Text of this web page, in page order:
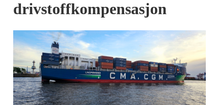
drivstoffkompensasjon